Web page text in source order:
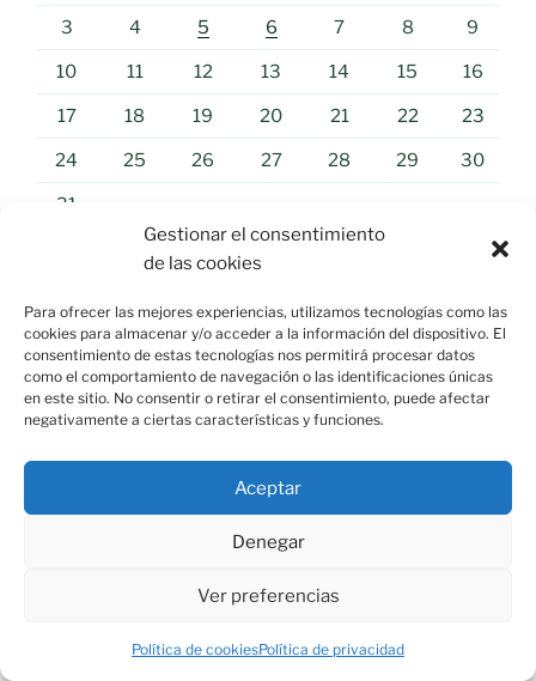
Gestionar el consentimiento
de las cookies
Para ofrecer las mejores experiencias, utilizamos tecnologías como las
cookies para almacenar y/o acceder a la información del dispositivo. El
consentimiento de estas tecnologías nos permitirá procesar datos
como el comportamiento de navegación o las identificaciones únicas
en este sitio. No consentir o retirar el consentimiento, puede afectar
negativamente a ciertas características y funciones.
Aceptar
Denegar
Ver preferencias
Política de cookiesPolítica de privacidad
3 4 5 6 7 8 9
10 11 12 13 14 15 16
17 18 19 20 21 22 23
24 25 26 27 28 29 30
31
NOTICIAS «EL MUNDO»
España establece controles a los
negativa de Meloni a retirar los suyos
a los españoles
En caso contrario, el Ejecutivo de Sánchez advierte de
proporcionales para proteger los intereses y la